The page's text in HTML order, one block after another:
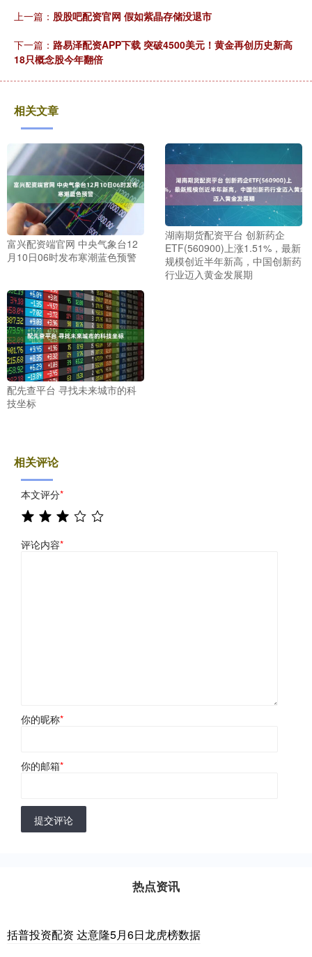
上一篇： 股股吧配资官网 假如紫晶存储没退市
下一篇： 路易泽配资APP下载 突破4500美元！黄金再创历史新高
18只概念股今年翻倍
相关文章
富兴配资端官网 中央气象台12
月10日06时发布寒潮蓝色预警
湖南期货配资平台 创新药企
ETF(560900)上涨1.51%，最新
规模创近半年新高，中国创新药
行业迈入黄金发展期
配先查平台 寻找未来城市的科
技坐标
相关评论
本文评分*
评论内容*
你的昵称*
你的邮箱*
提交评论
热点资讯
括普投资配资 达意隆5月6日龙虎榜数据